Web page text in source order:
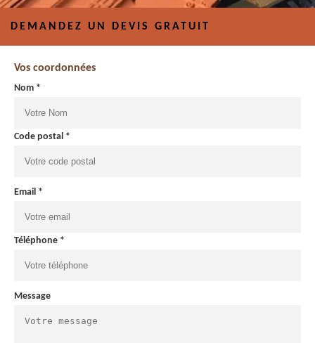
DEMANDEZ UN DEVIS GRATUIT
Vos coordonnées
Nom *
Code postal *
Email *
Téléphone *
Message